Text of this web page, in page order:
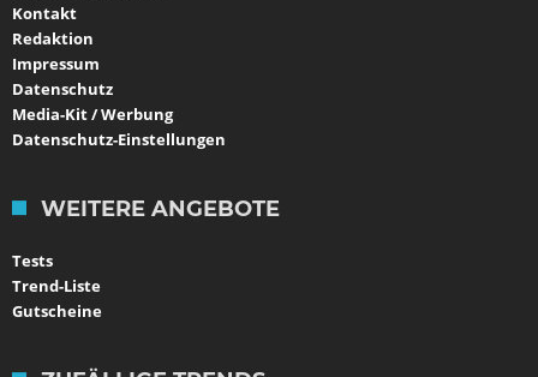
Kontakt
Redaktion
Impressum
Datenschutz
Media-Kit / Werbung
Datenschutz-Einstellungen
WEITERE ANGEBOTE
Tests
Trend-Liste
Gutscheine